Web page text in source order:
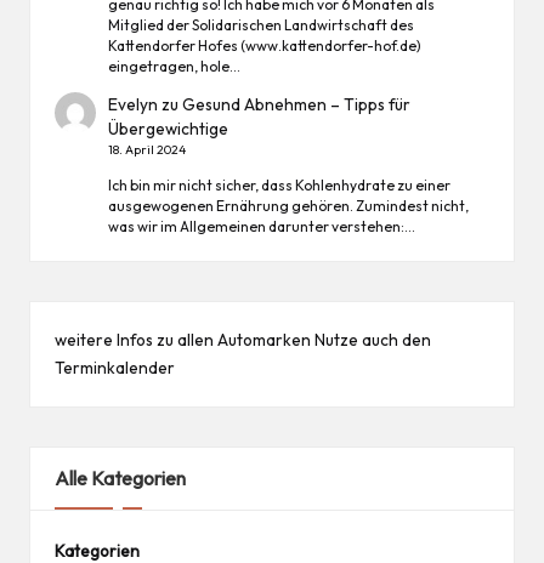
genau richtig so! Ich habe mich vor 6 Monaten als
Mitglied der Solidarischen Landwirtschaft des
Kattendorfer Hofes (www.kattendorfer-hof.de)
eingetragen, hole…
Evelyn zuGesund Abnehmen – Tipps für
Übergewichtige
18. April 2024
Ich bin mir nicht sicher, dass Kohlenhydrate zu einer
ausgewogenen Ernährung gehören. Zumindest nicht,
was wir im Allgemeinen darunter verstehen:…
weitere Infos zu allen Automarken Nutze auch den
Terminkalender
Alle Kategorien
Kategorien